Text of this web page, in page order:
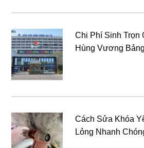
Chi Phí Sinh Trọn
Hùng Vương
Cách Sửa Khóa
Lỏng Nhanh